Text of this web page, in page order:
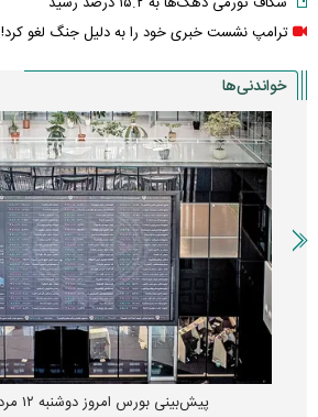
ترامپ نشست خبری خود را به دلیل جنگ لغو کرد!
خواندنی‌ها
پیش‌بینی بورس امروز دوشنبه ۱۲ مرداد ماه ۱۴۰۵